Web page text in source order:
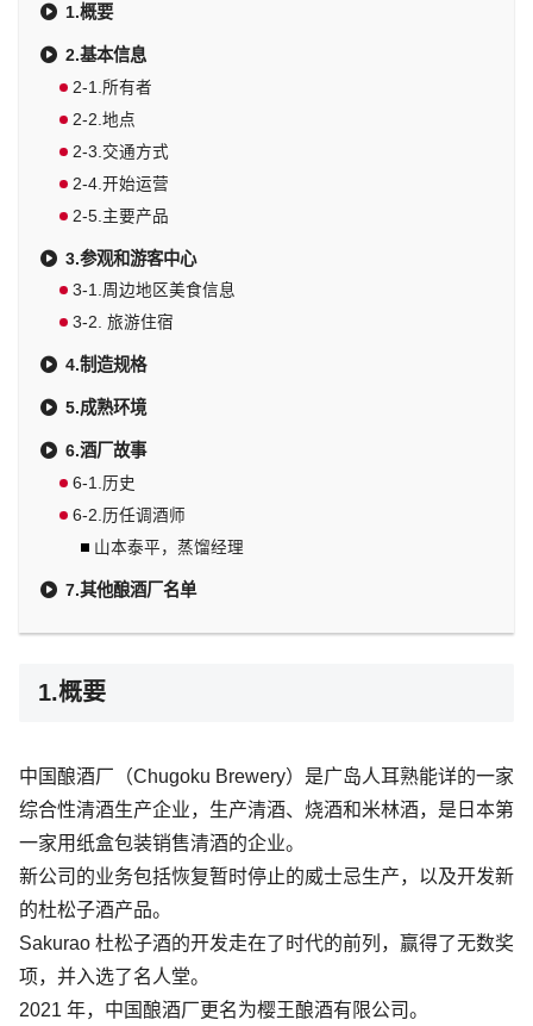
1.概要
2.基本信息
2-1.所有者
2-2.地点
2-3.交通方式
2-4.开始运营
2-5.主要产品
3.参观和游客中心
3-1.周边地区美食信息
3-2. 旅游住宿
4.制造规格
5.成熟环境
6.酒厂故事
6-1.历史
6-2.历任调酒师
山本泰平，蒸馏经理
7.其他酿酒厂名单
1.概要
中国酿酒厂（Chugoku Brewery）是广岛人耳熟能详的一家
综合性清酒生产企业，生产清酒、烧酒和米林酒，是日本第
一家用纸盒包装销售清酒的企业。
新公司的业务包括恢复暂时停止的威士忌生产，以及开发新
的杜松子酒产品。
Sakurao 杜松子酒的开发走在了时代的前列，赢得了无数奖
项，并入选了名人堂。
2021 年，中国酿酒厂更名为樱王酿酒有限公司。